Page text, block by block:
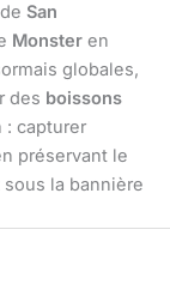
San
Monster en
globales,
des boissons
: capturer
préservant le
la bannière